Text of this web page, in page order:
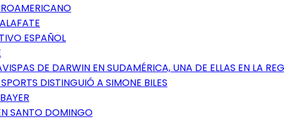
ESPAÑOL
DE DARWIN EN SUDAMÉRICA, UNA DE ELLAS EN LA
DISTINGUIÓ A SIMONE BILES
SANTO DOMINGO